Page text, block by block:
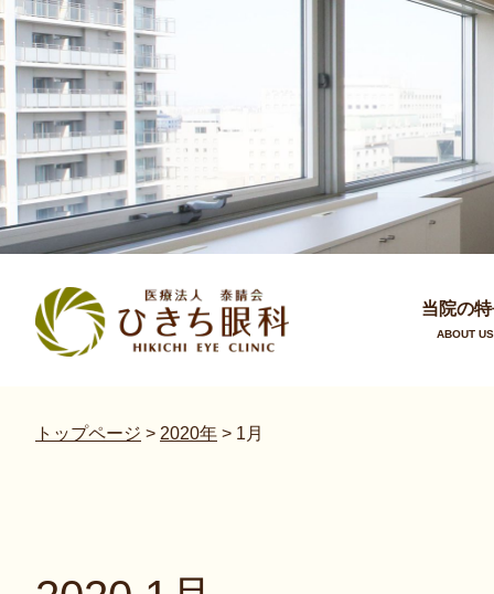
当院の
ABOUT US
トップページ > 2020年 > 1月